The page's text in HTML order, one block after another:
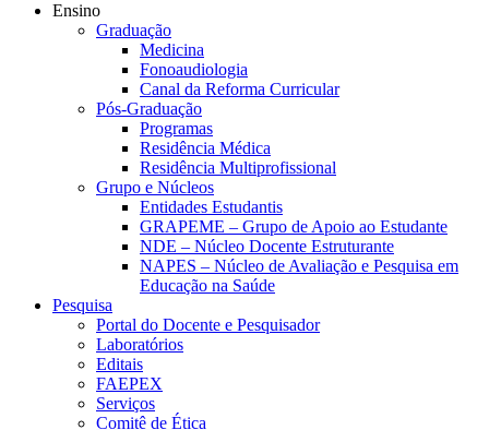
Ensino
Graduação
Medicina
Fonoaudiologia
Canal da Reforma Curricular
Pós-Graduação
Programas
Residência Médica
Residência Multiprofissional
Grupo e Núcleos
Entidades Estudantis
GRAPEME – Grupo de Apoio ao Estudante
NDE – Núcleo Docente Estruturante
NAPES – Núcleo de Avaliação e Pesquisa em
Educação na Saúde
Pesquisa
Portal do Docente e Pesquisador
Laboratórios
Editais
FAEPEX
Serviços
Comitê de Ética